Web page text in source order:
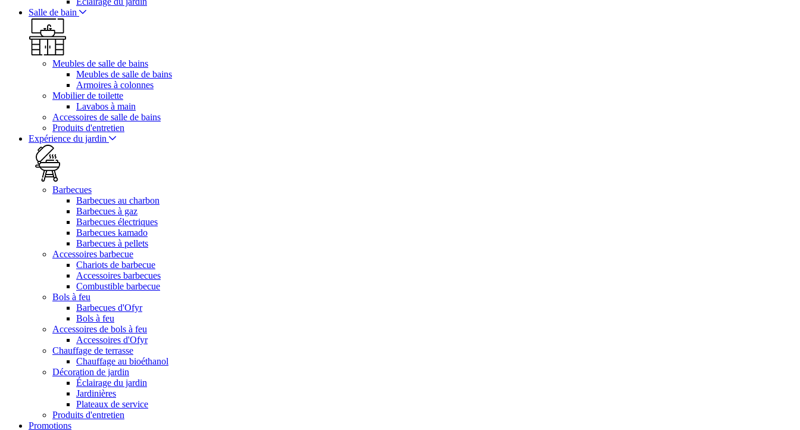
Salle de bain
Meubles de salle de bains
Meubles de salle de bains
Armoires à colonnes
Mobilier de toilette
Lavabos à main
Accessoires de salle de bains
Produits d'entretien
Expérience du jardin
Barbecues
Barbecues au charbon
Barbecues à gaz
Barbecues électriques
Barbecues kamado
Barbecues à pellets
Accessoires barbecue
Chariots de barbecue
Accessoires barbecues
Combustible barbecue
Bols à feu
Barbecues d'Ofyr
Bols à feu
Accessoires de bols à feu
Accessoires d'Ofyr
Chauffage de terrasse
Chauffage au bioéthanol
Décoration de jardin
Éclairage du jardin
Jardinières
Plateaux de service
Produits d'entretien
Promotions